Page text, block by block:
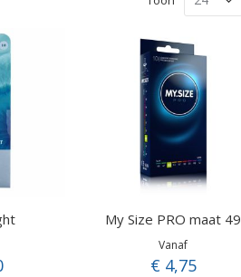
My Size PRO maat 49
Vanaf
€ 4,75